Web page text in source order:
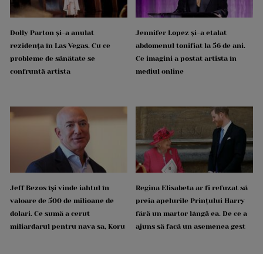
Dolly Parton și-a anulat
rezidența în Las Vegas. Cu ce
probleme de sănătate se
confruntă artista
Jennifer Lopez și-a etalat
abdomenul tonifiat la 56 de ani.
Ce imagini a postat artista în
mediul online
Jeff Bezos își vinde iahtul în
valoare de 500 de milioane de
dolari. Ce sumă a cerut
miliardarul pentru nava sa, Koru
Regina Elisabeta ar fi refuzat să
preia apelurile Prințului Harry
fără un martor lângă ea. De ce a
ajuns să facă un asemenea gest